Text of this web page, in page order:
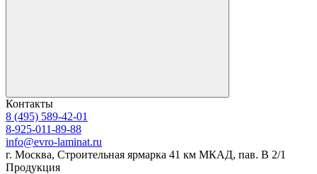
Контакты
8 (495) 589-42-01
8-925-011-89-88
info@evro-laminat.ru
г. Москва, Строительная ярмарка 41 км МКАД, пав. В 2/1
Продукция